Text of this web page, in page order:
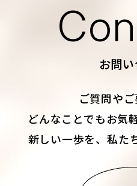
お問
ご質問やご
どんなことでもお気
新しい一歩を、私た